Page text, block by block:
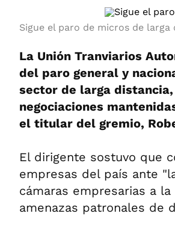
Sigue el paro de micros de larga
La Unión Tranviarios
del paro general y
sector de larga
negociaciones
el titular del gremio,
El dirigente sostuvo que
empresas del país ante
cámaras empresarias a
amenazas patronales de